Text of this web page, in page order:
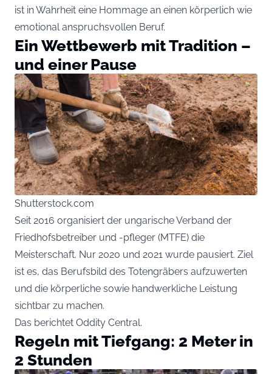
ist in Wahrheit eine Hommage an einen körperlich wie
emotional anspruchsvollen Beruf.
Ein Wettbewerb mit Tradition –
und einer Pause
Shutterstock.com
Seit 2016 organisiert der ungarische Verband der
Friedhofsbetreiber und -pfleger (MTFE) die
Meisterschaft. Nur 2020 und 2021 wurde pausiert. Ziel
ist es, das Berufsbild des Totengräbers aufzuwerten
und die körperliche sowie handwerkliche Leistung
sichtbar zu machen.
Das berichtet Oddity Central.
Regeln mit Tiefgang: 2 Meter in
2 Stunden